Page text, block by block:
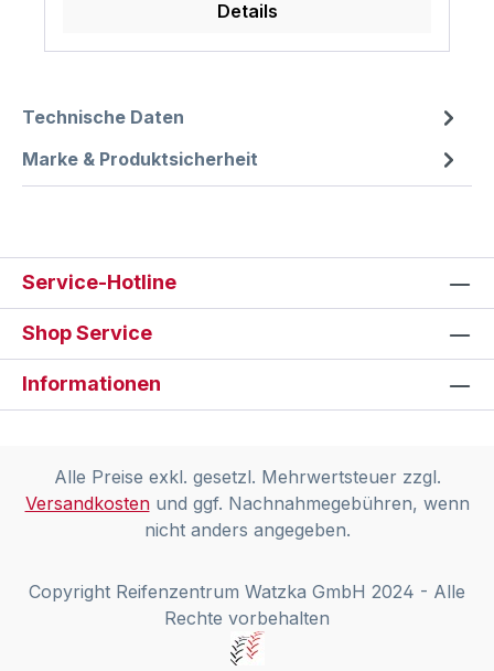
Details
Technische Daten
Marke & Produktsicherheit
Service-Hotline
Shop Service
Informationen
Alle Preise exkl. gesetzl. Mehrwertsteuer zzgl.
Versandkostenund ggf. Nachnahmegebühren, wenn
nicht anders angegeben.
Copyright Reifenzentrum Watzka GmbH 2024 - Alle
Rechte vorbehalten